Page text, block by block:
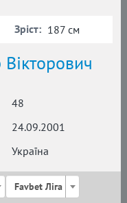
48
24.09.2001
Україна
Зріст: 187 см
Favbet Ліга